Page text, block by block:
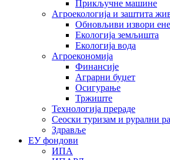
Прикључне машине
Агроекологија и заштита
Обновљиви извори
Екологија земљишта
Екологија вода
Агроекономија
Финансије
Аграрни буџет
Осигурање
Тржиште
Технологија прераде
Сеоски туризам и рурални
Здравље
ЕУ фондови
ИПА